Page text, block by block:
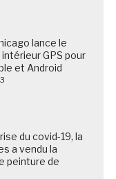
lance le
GPS pour
et Android
du covid-19, la
a vendu la
peinture de